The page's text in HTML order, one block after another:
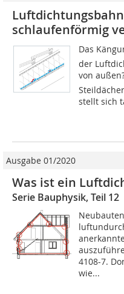
schlaufenförmig
Das
der
von
stellt sich
Ausgabe 01/2020
Was ist ein
Serie Bauphysik, Teil 12
4108-7.
wie...